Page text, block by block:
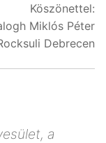
Köszönettel:
Miklós Péter
Debrecen
a